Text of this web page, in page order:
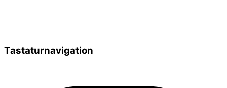
Tastaturnavigation